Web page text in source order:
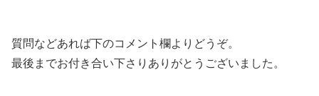
質問などあれば下のコメント欄よりどうぞ。
最後までお付き合い下さりありがとうございました。